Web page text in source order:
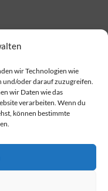
wir Technologien wie
und/oder darauf zuzugreifen.
wir Daten wie das
verarbeiten. Wenn du
können bestimmte